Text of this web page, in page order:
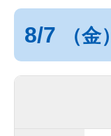
8/7 （金）